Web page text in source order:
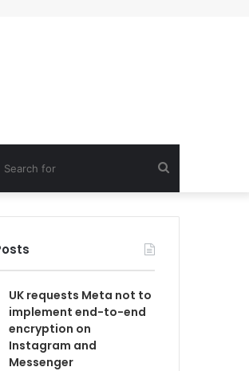
for
UK requests Meta not to
implement end-to-end
encryption on
Instagram and
Messenger